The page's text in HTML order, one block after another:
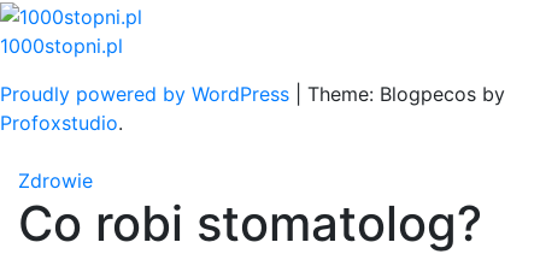
Skip
to
1000stopni.pl
Proudly powered by WordPress
Theme: Blogpecos by
Profoxstudio.
Zdrowie
Co robi stomatolog?